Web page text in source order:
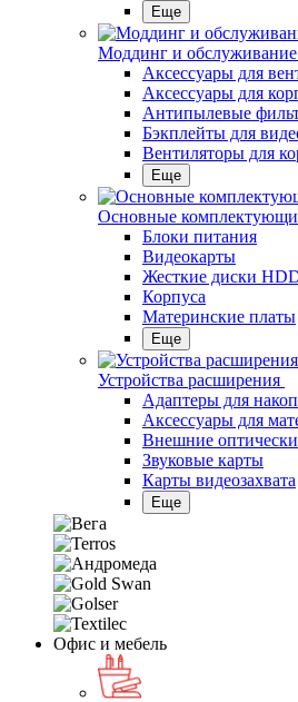
Еще
Моддинг и обслуживание
Аксессуары для
Аксессуары для
Антипылевые
Бэкплейты для
Вентиляторы для
Еще
Основные
Блоки питания
Видеокарты
Жесткие диски
Корпуса
Материнские платы
Еще
Устройства расширения
Адаптеры для
Аксессуары для
Внешние
Звуковые карты
Карты видеозахвата
Еще
Офис и мебель